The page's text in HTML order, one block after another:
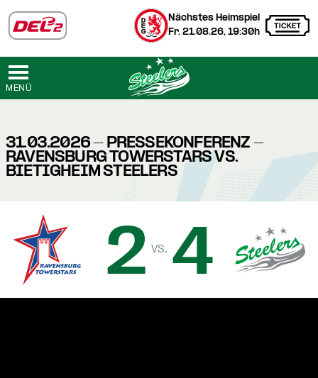
Nächstes Heimspiel
Fr. 21.08.26, 19:30h
MENÜ
31.03.2026 - PRESSEKONFERENZ -
RAVENSBURG TOWERSTARS VS.
BIETIGHEIM STEELERS
2 vs. 4